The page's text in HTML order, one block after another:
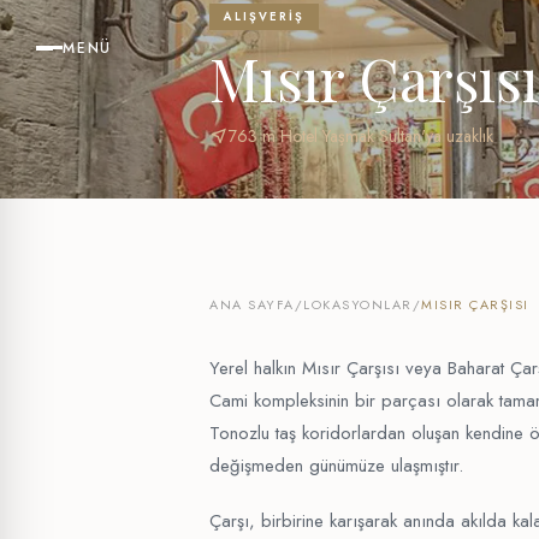
MENÜ
ALIŞVERIŞ
Mısır Çarşısı
near_me763 m Hotel Yaşmak Sultan'ya uzaklık
ANA SAYFA/LOKASYONLAR /MISIR ÇARŞISI
Yerel halkın Mısır Çarşısı veya Baharat
Cami kompleksinin bir parçası olarak
Tonozlu taş koridorlardan oluşan kendine
değişmeden günümüze ulaşmıştır.
Çarşı, birbirine karışarak anında akılda